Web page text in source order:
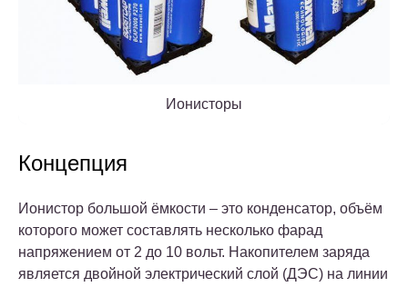
Ионисторы
Концепция
Ионистор большой ёмкости – это конденсатор, объём
которого может составлять несколько фарад
напряжением от 2 до 10 вольт. Накопителем заряда
является двойной электрический слой (ДЭС) на линии